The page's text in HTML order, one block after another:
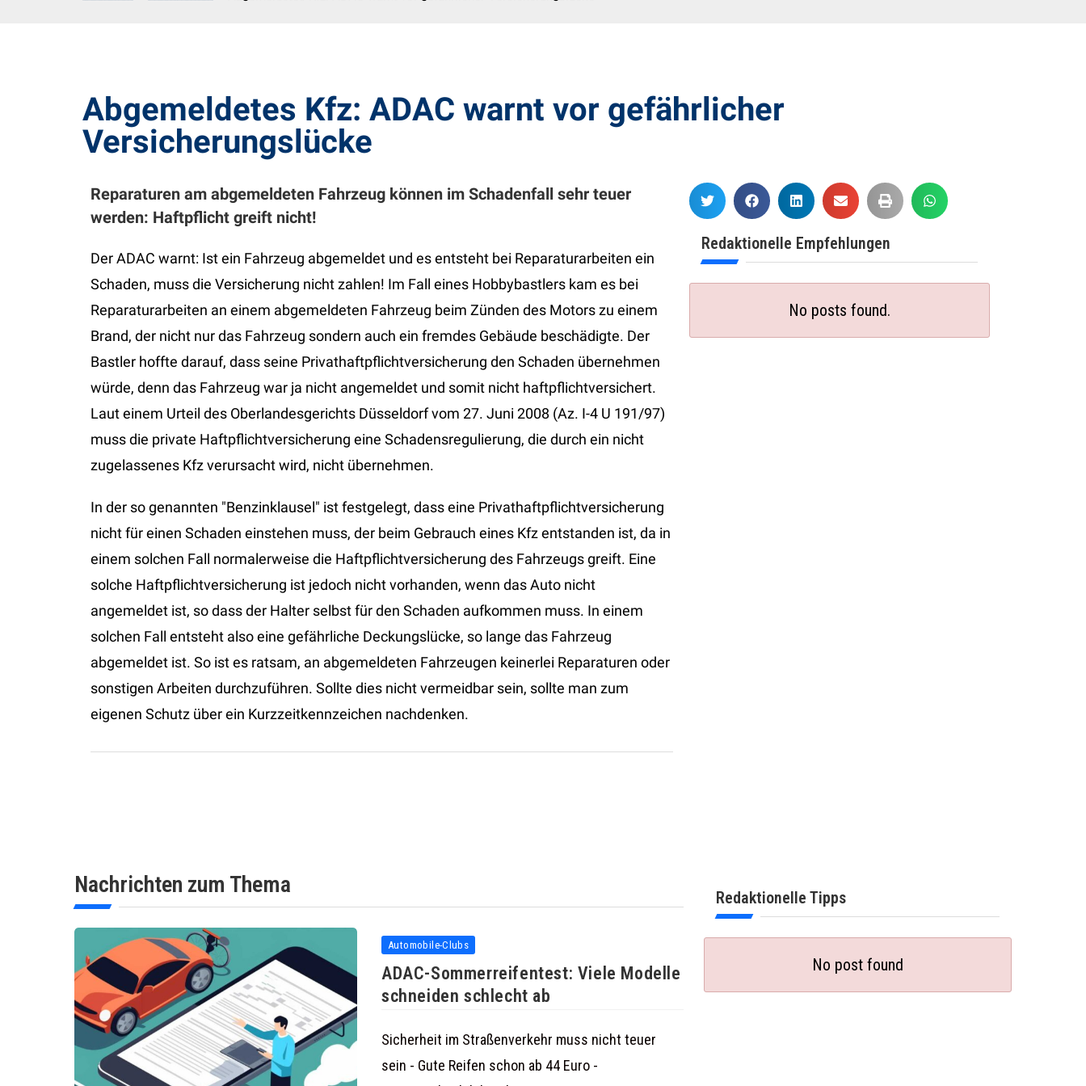
Abgemeldetes Kfz: ADAC warnt vor gefährlicher
Versicherungslücke
Reparaturen am abgemeldeten Fahrzeug können im Schadenfall sehr teuer
werden: Haftpflicht greift nicht!
Der ADAC warnt: Ist ein Fahrzeug abgemeldet und es entsteht bei Reparaturarbeiten ein
Schaden, muss die Versicherung nicht zahlen! Im Fall eines Hobbybastlers kam es bei
Reparaturarbeiten an einem abgemeldeten Fahrzeug beim Zünden des Motors zu einem
Brand, der nicht nur das Fahrzeug sondern auch ein fremdes Gebäude beschädigte. Der
Bastler hoffte darauf, dass seine Privathaftpflichtversicherung den Schaden übernehmen
würde, denn das Fahrzeug war ja nicht angemeldet und somit nicht haftpflichtversichert.
Laut einem Urteil des Oberlandesgerichts Düsseldorf vom 27. Juni 2008 (Az. I-4 U 191/97)
muss die private Haftpflichtversicherung eine Schadensregulierung, die durch ein nicht
zugelassenes Kfz verursacht wird, nicht übernehmen.
In der so genannten "Benzinklausel" ist festgelegt, dass eine Privathaftpflichtversicherung
nicht für einen Schaden einstehen muss, der beim Gebrauch eines Kfz entstanden ist, da in
einem solchen Fall normalerweise die Haftpflichtversicherung des Fahrzeugs greift. Eine
solche Haftpflichtversicherung ist jedoch nicht vorhanden, wenn das Auto nicht
angemeldet ist, so dass der Halter selbst für den Schaden aufkommen muss. In einem
solchen Fall entsteht also eine gefährliche Deckungslücke, so lange das Fahrzeug
abgemeldet ist. So ist es ratsam, an abgemeldeten Fahrzeugen keinerlei Reparaturen oder
sonstigen Arbeiten durchzuführen. Sollte dies nicht vermeidbar sein, sollte man zum
eigenen Schutz über ein Kurzzeitkennzeichen nachdenken.
Redaktionelle Empfehlungen
No posts found.
Nachrichten zum Thema
Automobile-Clubs
ADAC-Sommerreifentest: Viele Modelle
schneiden schlecht ab
Sicherheit im Straßenverkehr muss nicht teuer
sein - Gute Reifen schon ab 44 Euro -
Redaktionelle Tipps
No post found